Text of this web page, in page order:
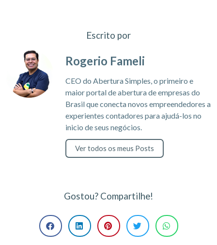
Escrito por
Rogerio Fameli
CEO do Abertura Simples, o primeiro e
maior portal de abertura de empresas do
Brasil que conecta novos empreendedores a
experientes contadores para ajudá-los no
inicio de seus negócios.
Ver todos os meus Posts
Gostou? Compartilhe!